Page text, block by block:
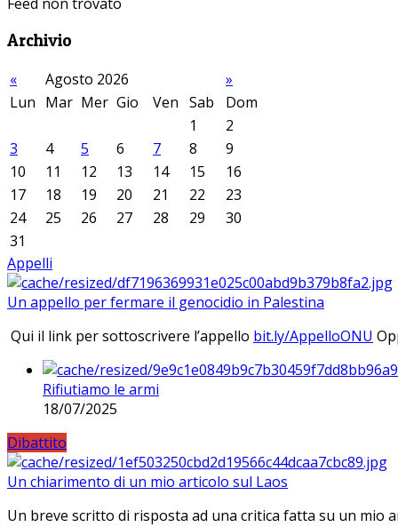
Archivio
« Agosto 2026
»
Lun Mar Mer Gio Ven Sab
Dom
1
2
3
4 5 6 7 8
9
10
11 12 13 14 15
16
17
18 19 20 21 22
23
24
25 26 27 28 29
30
31
Appelli
Un appello per fermare il genocidio in Palestina
Qui il link per sottoscrivere l’appello bit.ly/AppelloONU
Rifiutiamo le armi
18/07/2025
Dibattito
Un chiarimento di un mio articolo sul Laos
Un breve scritto di risposta ad una critica fatta su un mio